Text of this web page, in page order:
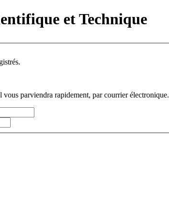
et Technique
enregistrés.
parviendra rapidement, par courrier électronique.